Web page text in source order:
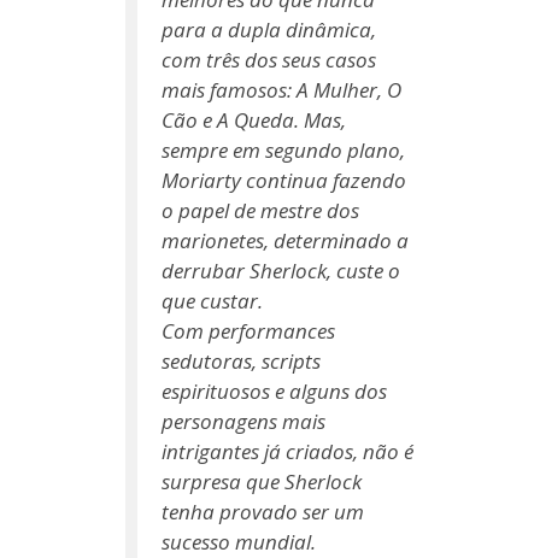
para a dupla dinâmica,
com três dos seus casos
mais famosos: A Mulher, O
Cão e A Queda. Mas,
sempre em segundo plano,
Moriarty continua fazendo
o papel de mestre dos
marionetes, determinado a
derrubar Sherlock, custe o
que custar.
Com performances
sedutoras, scripts
espirituosos e alguns dos
personagens mais
intrigantes já criados, não é
surpresa que Sherlock
tenha provado ser um
sucesso mundial.